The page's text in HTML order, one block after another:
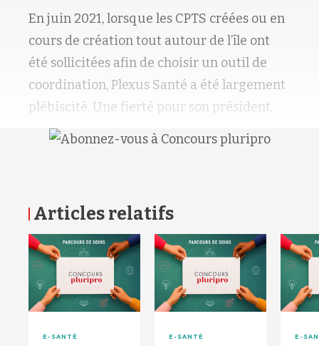
En juin 2021, lorsque les CPTS créées ou en
cours de création tout autour de l’île ont
été sollicitées afin de choisir un outil de
coordination, Plexus Santé a été largement
plébiscité. Une fierté pour son président,
Articles relatifs
E-SANTÉ E-SANTÉ E-
RETOUR HAUT DE PAGE